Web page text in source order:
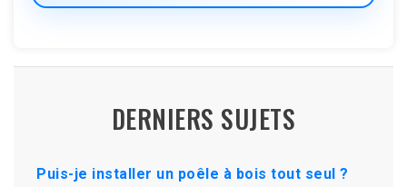
DERNIERS SUJETS
Puis-je installer un poêle à bois tout seul ?